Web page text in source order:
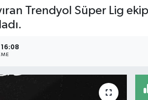
Trendyol Süper Lig